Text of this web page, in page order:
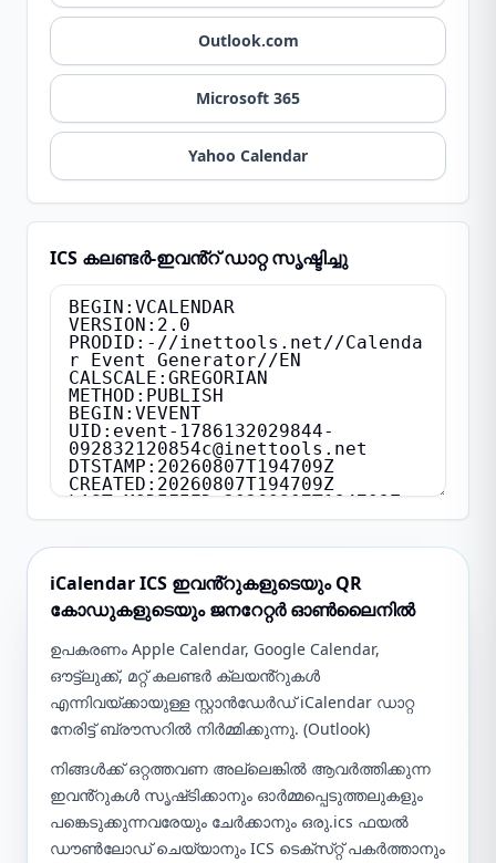
Outlook.com
Microsoft 365
Yahoo Calendar
ICS കലണ്ടർ-ഇവൻ്റ് ഡാറ്റ സൃഷ്ടിച്ചു
iCalendar ICS ഇവൻ്റുകളുടെയും QR
കോഡുകളുടെയും ജനറേറ്റർ ഓൺലൈനിൽ
ഉപകരണം Apple Calendar, Google Calendar,
ഔട്ട്‌ലുക്ക്, മറ്റ് കലണ്ടർ ക്ലയൻ്റുകൾ
എന്നിവയ്‌ക്കായുള്ള സ്റ്റാൻഡേർഡ് iCalendar ഡാറ്റ
നേരിട്ട് ബ്രൗസറിൽ നിർമ്മിക്കുന്നു. (Outlook)
നിങ്ങൾക്ക് ഒറ്റത്തവണ അല്ലെങ്കിൽ ആവർത്തിക്കുന്ന
ഇവൻ്റുകൾ സൃഷ്‌ടിക്കാനും ഓർമ്മപ്പെടുത്തലുകളും
പങ്കെടുക്കുന്നവരേയും ചേർക്കാനും ഒരു.ics ഫയൽ
ഡൗൺലോഡ് ചെയ്യാനും ICS ടെക്‌സ്‌റ്റ് പകർത്താനും